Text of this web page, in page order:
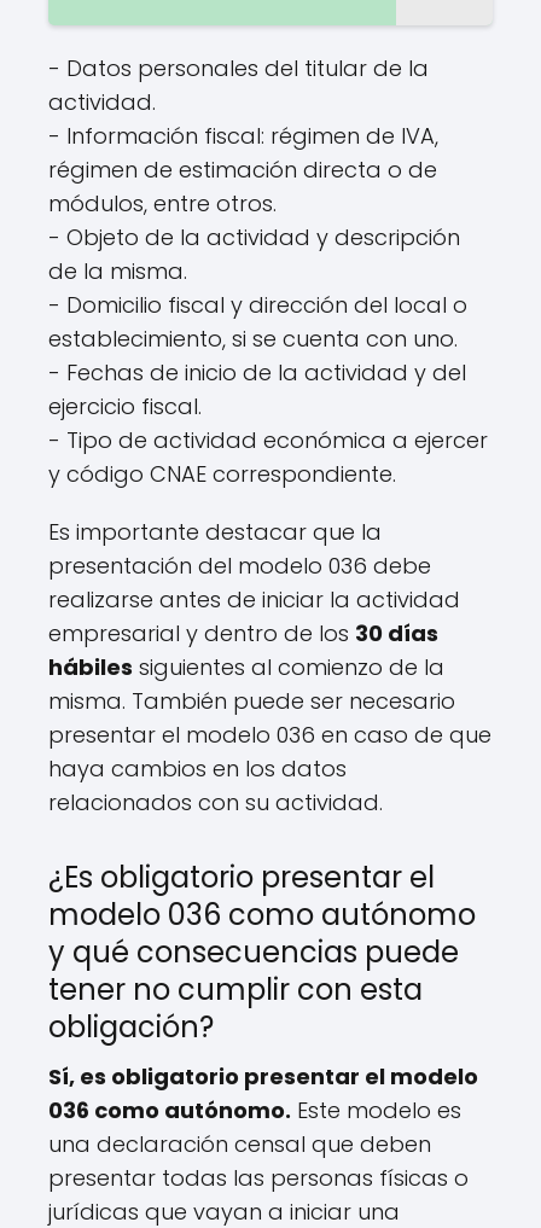
- Datos personales del titular de la
actividad.
- Información fiscal: régimen de IVA,
régimen de estimación directa o de
módulos, entre otros.
- Objeto de la actividad y descripción
de la misma.
- Domicilio fiscal y dirección del local o
establecimiento, si se cuenta con uno.
- Fechas de inicio de la actividad y del
ejercicio fiscal.
- Tipo de actividad económica a ejercer
y código CNAE correspondiente.
Es importante destacar que la
presentación del modelo 036 debe
realizarse antes de iniciar la actividad
empresarial y dentro de los 30 días
hábiles siguientes al comienzo de la
misma. También puede ser necesario
presentar el modelo 036 en caso de que
haya cambios en los datos
relacionados con su actividad.
¿Es obligatorio presentar el
modelo 036 como autónomo
y qué consecuencias puede
tener no cumplir con esta
obligación?
Sí, es obligatorio presentar el modelo
036 como autónomo. Este modelo es
una declaración censal que deben
presentar todas las personas físicas o
jurídicas que vayan a iniciar una